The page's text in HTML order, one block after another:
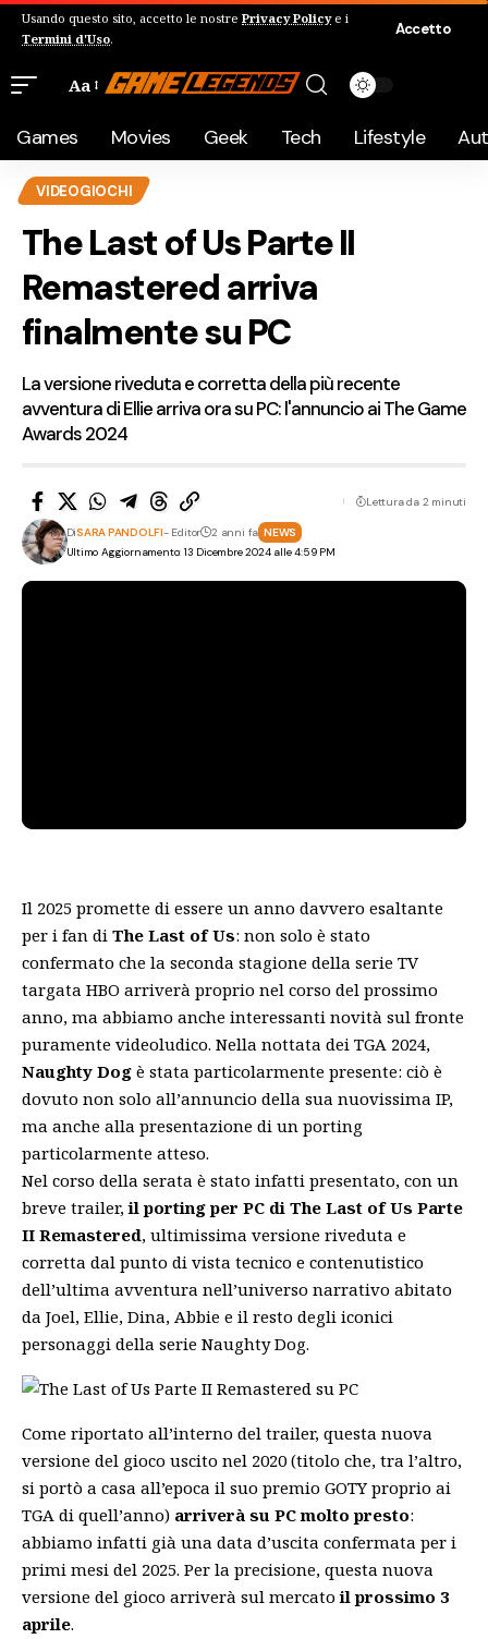
Usando questo sito, accetto le nostre Privacy Policye i
Termini d'Uso.
Accetto
Aa
Games Movies Geek Tech Lifestyle
VIDEOGIOCHI
The Last of Us Parte II
Remastered arriva
finalmente su PC
La versione riveduta e corretta della più recente
avventura di Ellie arriva ora su PC: l'annuncio ai The Game
Awards 2024
Ultimo Aggiornamento: 13 Dicembre 2024 alle 4:59 PM
DiSARA PANDOLFI- Editor 2 anni fa NEWS
Lettura da 2 minuti
Il 2025 promette di essere un anno davvero esaltante
per i fan di The Last of Us: non solo è stato
confermato che la seconda stagione della serie TV
targata HBO arriverà proprio nel corso del prossimo
anno, ma abbiamo anche interessanti novità sul fronte
puramente videoludico. Nella nottata dei TGA 2024,
Naughty Dog è stata particolarmente presente: ciò è
dovuto non solo all’annuncio della sua nuovissima IP,
ma anche alla presentazione di un porting
particolarmente atteso.
Nel corso della serata è stato infatti presentato, con un
breve trailer, il porting per PC di The Last of Us Parte
II Remastered, ultimissima versione riveduta e
corretta dal punto di vista tecnico e contenutistico
dell’ultima avventura nell’universo narrativo abitato
da Joel, Ellie, Dina, Abbie e il resto degli iconici
personaggi della serie Naughty Dog.
Come riportato all’interno del trailer, questa nuova
versione del gioco uscito nel 2020 (titolo che, tra l’altro,
si portò a casa all’epoca il suo premio GOTY proprio ai
TGA di quell’anno) arriverà su PC molto presto:
abbiamo infatti già una data d’uscita confermata per i
primi mesi del 2025. Per la precisione, questa nuova
versione del gioco arriverà sul mercato il prossimo 3
aprile.